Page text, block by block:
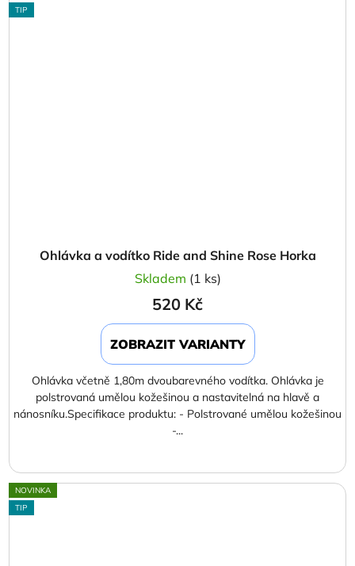
TIP
Ohlávka a vodítko Ride and Shine Rose Horka
Skladem (1 ks)
520 Kč
ZOBRAZIT VARIANTY
Ohlávka včetně 1,80m dvoubarevného vodítka. Ohlávka je
polstrovaná umělou kožešinou a nastavitelná na hlavě a
nánosníku.Specifikace produktu: - Polstrované umělou kožešinou
-...
NOVINKA
TIP